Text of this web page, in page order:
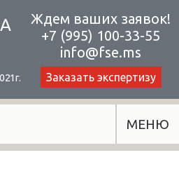
Ждем ваших заявок!
+7 (995) 100-33-55
info@fse.ms
Заказать экспертизу
МЕНЮ